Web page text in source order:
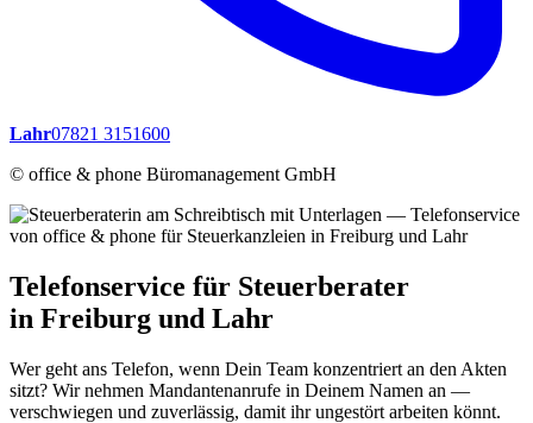
Lahr07821 3151600
© office & phone Büromanagement GmbH
Telefonservice für Steuerberater
in Freiburg und Lahr
Wer geht ans Telefon, wenn Dein Team konzentriert an den Akten
sitzt? Wir nehmen Mandantenanrufe in Deinem Namen an —
verschwiegen und zuverlässig, damit ihr ungestört arbeiten könnt.